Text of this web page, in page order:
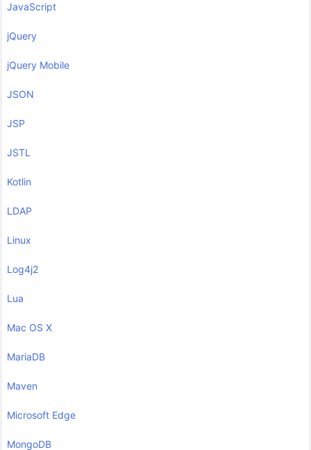
JavaScript
jQuery
jQuery Mobile
JSON
JSP
JSTL
Kotlin
LDAP
Linux
Log4j2
Lua
Mac OS X
MariaDB
Maven
Microsoft Edge
MongoDB